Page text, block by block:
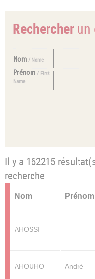
Rechercherun
Nom / Name
Prénom / First
Name
Il y a 162215
recherche
Nom Prénom
AHOSSI
AHOUHO André